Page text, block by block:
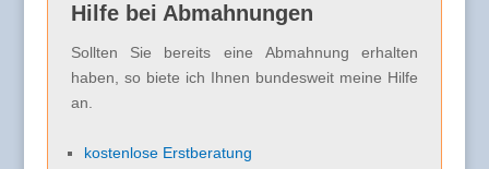
Hilfe bei Abmahnungen
Sollten Sie bereits eine Abmahnung erhalten
haben, so biete ich Ihnen bundesweit meine Hilfe
an.
kostenlose Erstberatung